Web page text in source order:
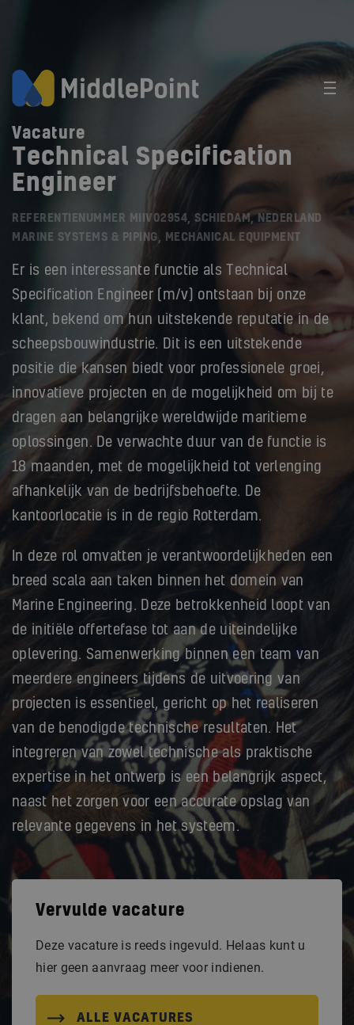
Vacature
Technical Specification
Engineer
REFERENTIENUMMER MIIV02954, SCHIEDAM, NEDERLAND
MARINE SYSTEMS & PIPING, MECHANICAL EQUIPMENT
Er is een interessante functie als Technical
Specification Engineer (m/v) ontstaan bij onze
klant, bekend om hun uitstekende reputatie in de
scheepsbouwindustrie. Dit is een uitstekende
positie die kansen biedt voor professionele groei,
innovatieve projecten en de mogelijkheid om bij te
dragen aan belangrijke wereldwijde maritieme
oplossingen. De verwachte duur van de functie is
18 maanden, met de mogelijkheid tot verlenging
afhankelijk van de bedrijfsbehoefte. De
kantoorlocatie is in de regio Rotterdam.
In deze rol omvatten je verantwoordelijkheden een
breed scala aan taken binnen het domein van
Marine Engineering. Deze betrokkenheid loopt van
de initiële offertefase tot aan de uiteindelijke
oplevering. Samenwerking binnen een team van
meerdere engineers tijdens de uitvoering van
projecten is essentieel, gericht op het realiseren
van de benodigde technische resultaten. Het
integreren van zowel technische als praktische
expertise in het ontwerp is een belangrijk aspect,
naast het zorgen voor een accurate opslag van
relevante gegevens in het systeem.
Vervulde vacature
Deze vacature is reeds ingevuld. Helaas kunt u
hier geen aanvraag meer voor indienen.
ALLE VACATURES